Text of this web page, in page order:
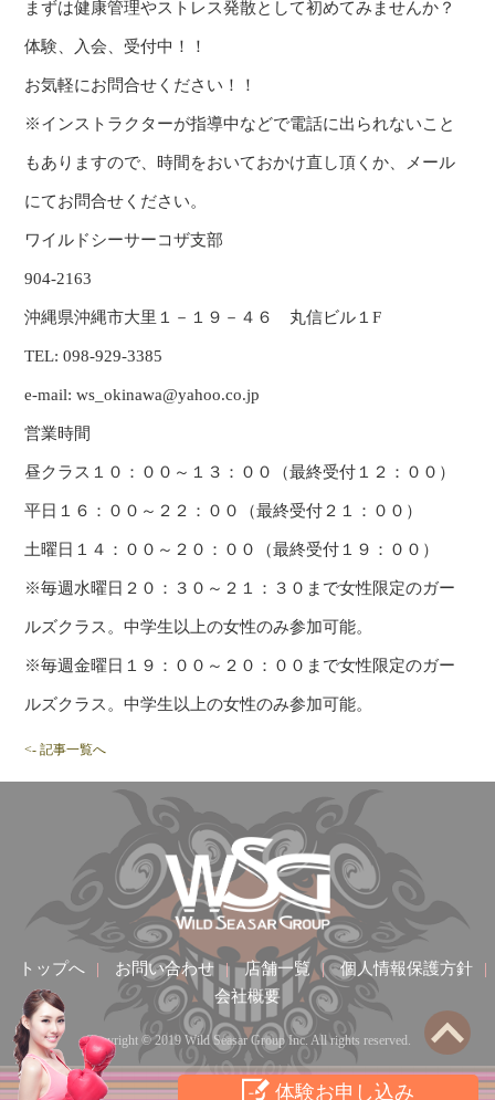
体験お申し込み
まずは健康管理やストレス発散として初めてみませんか？
体験、入会、受付中！！
お気軽にお問合せください！！
※インストラクターが指導中などで電話に出られないこと
もありますので、時間をおいておかけ直し頂くか、メール
にてお問合せください。
ワイルドシーサーコザ支部
904-2163
沖縄県沖縄市大里１－１９－４６ 丸信ビル１F
TEL: 098-929-3385
e-mail: ws_okinawa@yahoo.co.jp
営業時間
昼クラス１０：００～１３：００（最終受付１２：００）
平日１６：００～２２：００（最終受付２１：００）
土曜日１４：００～２０：００（最終受付１９：００）
※毎週水曜日２０：３０～２１：３０まで女性限定のガー
ルズクラス。中学生以上の女性のみ参加可能。
※毎週金曜日１９：００～２０：００まで女性限定のガー
ルズクラス。中学生以上の女性のみ参加可能。
<- 記事一覧へ
トップへ | お問い合わせ | 店舗一覧 | 個人情報保護方針
|
会社概要
Copyright © 2019 Wild Seasar Group Inc. All rights reserved.